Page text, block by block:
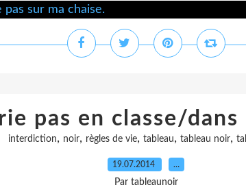
pas en classe/
interdiction, noir, règles de vie, tableau, tableau noir,
19.07.2014 …
Par tableaunoir